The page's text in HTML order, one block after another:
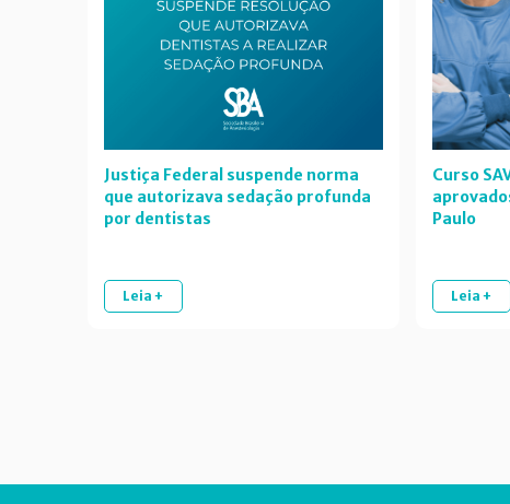
Justiça Federal suspende norma
que autorizava sedação profunda
por dentistas
Leia +
Curso
Paulo
Leia +